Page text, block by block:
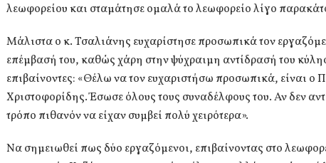
λεωφορείου και σταμάτησε ομαλά το λεωφορείο λίγο
Μάλιστα ο κ. Τσαλιάνης ευχαρίστησε προσωπικά τον
επέμβασή του, καθώς χάρη στην ψύχραιμη αντίδρασή του
επιβαίνοντες: «Θέλω να τον ευχαριστήσω προσωπικά, είναι ο
Χριστοφορίδης. Έσωσε όλους τους συναδέλφους του. Αν δεν
τρόπο πιθανόν να είχαν συμβεί πολύ χειρότερα».
Να σημειωθεί πως δύο εργαζόμενοι, επιβαίνοντας στο